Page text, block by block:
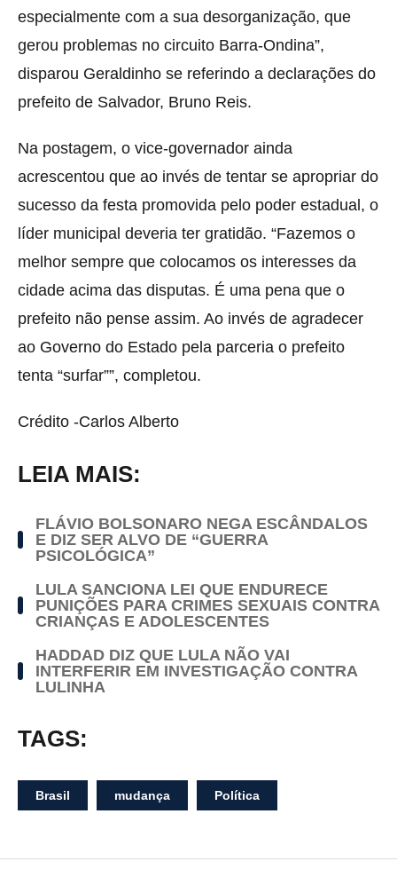
especialmente com a sua desorganização, que
gerou problemas no circuito Barra-Ondina”,
disparou Geraldinho se referindo a declarações do
prefeito de Salvador, Bruno Reis.
Na postagem, o vice-governador ainda
acrescentou que ao invés de tentar se apropriar do
sucesso da festa promovida pelo poder estadual, o
líder municipal deveria ter gratidão. “Fazemos o
melhor sempre que colocamos os interesses da
cidade acima das disputas. É uma pena que o
prefeito não pense assim. Ao invés de agradecer
ao Governo do Estado pela parceria o prefeito
tenta “surfar””, completou.
Crédito -Carlos Alberto
LEIA MAIS:
FLÁVIO BOLSONARO NEGA ESCÂNDALOS
E DIZ SER ALVO DE “GUERRA
PSICOLÓGICA”
LULA SANCIONA LEI QUE ENDURECE
PUNIÇÕES PARA CRIMES SEXUAIS CONTRA
CRIANÇAS E ADOLESCENTES
HADDAD DIZ QUE LULA NÃO VAI
INTERFERIR EM INVESTIGAÇÃO CONTRA
LULINHA
TAGS:
Brasil mudança Política